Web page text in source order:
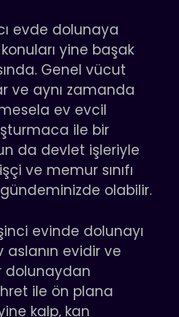
evde dolunaya
yine başak
Genel vücut
ve aynı zamanda
ev evcil
ile bir
da devlet işleriyle
ve memur sınıfı
olabilir.
evinde dolunayı
aslanın evidir ve
dolunaydan
ile ön plana
kalp, kan